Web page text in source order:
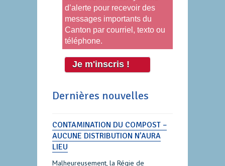
d’alerte pour recevoir des
messages importants du
Canton par courriel, texto ou
téléphone.
Je m'inscris !
Dernières nouvelles
CONTAMINATION DU COMPOST –
AUCUNE DISTRIBUTION N’AURA
LIEU
Malheureusement, la Régie de